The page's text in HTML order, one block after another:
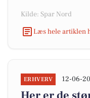
Kilde: Spar Nord
Læs hele artiklen
ERHVERV 12-06-